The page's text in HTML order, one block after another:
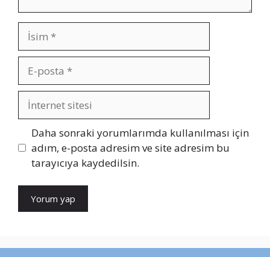
İsim
posta
İnternet
sitesi
Daha sonraki yorumlarımda kullanılması için
adım, e-posta adresim ve site adresim bu
tarayıcıya kaydedilsin.